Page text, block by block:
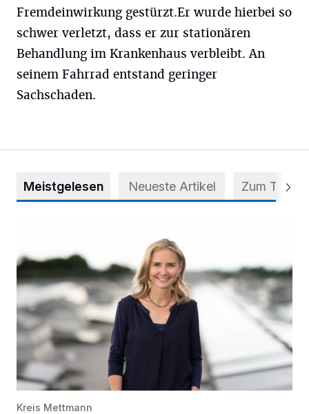
Fremdeinwirkung gestürzt.Er wurde hierbei so
schwer verletzt, dass er zur stationären
Behandlung im Krankenhaus verbleibt. An
seinem Fahrrad entstand geringer
Sachschaden.
Meistgelesen Neueste Artikel Zum Thema
Kreis Mettmann